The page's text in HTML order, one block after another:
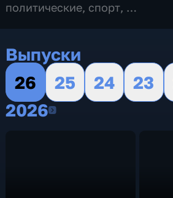
политические, спорт,
Выпуски
26
25 24 23
20262026